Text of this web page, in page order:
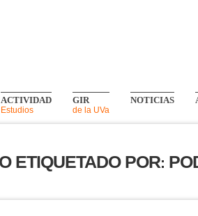
ACTIVIDAD
Estudios
GIR
de la UVa
NOTICIAS
ETIQUETADO POR: